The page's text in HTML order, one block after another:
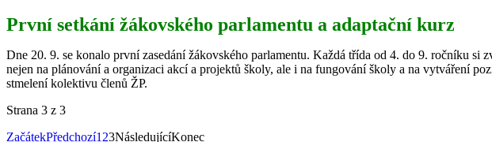
První setkání žákovského parlamentu a adaptační kurz
Dne 20. 9. se konalo první zasedání žákovského parlamentu. Každá třída od 4. do 9. ročníku si
nejen na plánování a organizaci akcí a projektů školy, ale i na fungování školy a na vytváření
stmelení kolektivu členů ŽP.
Strana 3 z 3
ZačátekPředchozí1 23NásledujícíKonec